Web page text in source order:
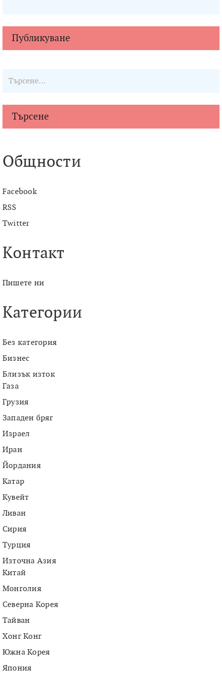
Търсене
Общности
Facebook
RSS
Twitter
Контакт
Пишете ни
Категории
Без категория
Бизнес
Близък изток
Газа
Грузия
Западен бряг
Израел
Иран
Йордания
Катар
Кувейт
Ливан
Сирия
Турция
Източна Азия
Китай
Монголия
Северна Корея
Тайван
Хонг Конг
Южна Корея
Япония